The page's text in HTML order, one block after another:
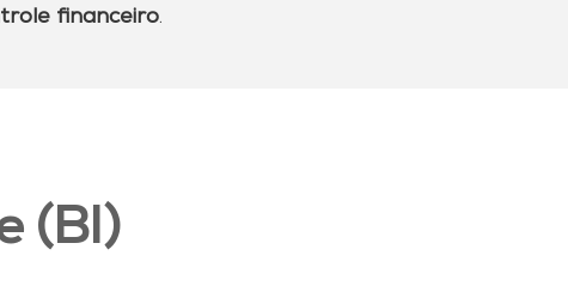
financeiro.
(BI)